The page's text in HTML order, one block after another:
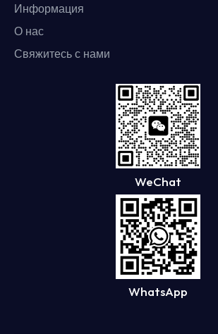
Информация
О нас
Свяжитесь с нами
WeChat
WhatsApp